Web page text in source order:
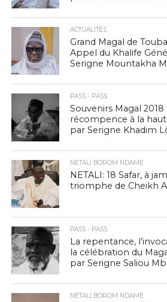
ACTUALITÉS
Grand Magal de
Appel du Khalife
Serigne Mountakha
PASS - PASS
Souvenirs Magal 2018
récompence à la
par Serigne Khadim
NETALI BOROM NDAME
NETALI: 18 Safar, à
triomphe de Cheikh
PASS - PASS
La repentance,
la célébration du
par Serigne Saliou
NETALI BOROM NDAME